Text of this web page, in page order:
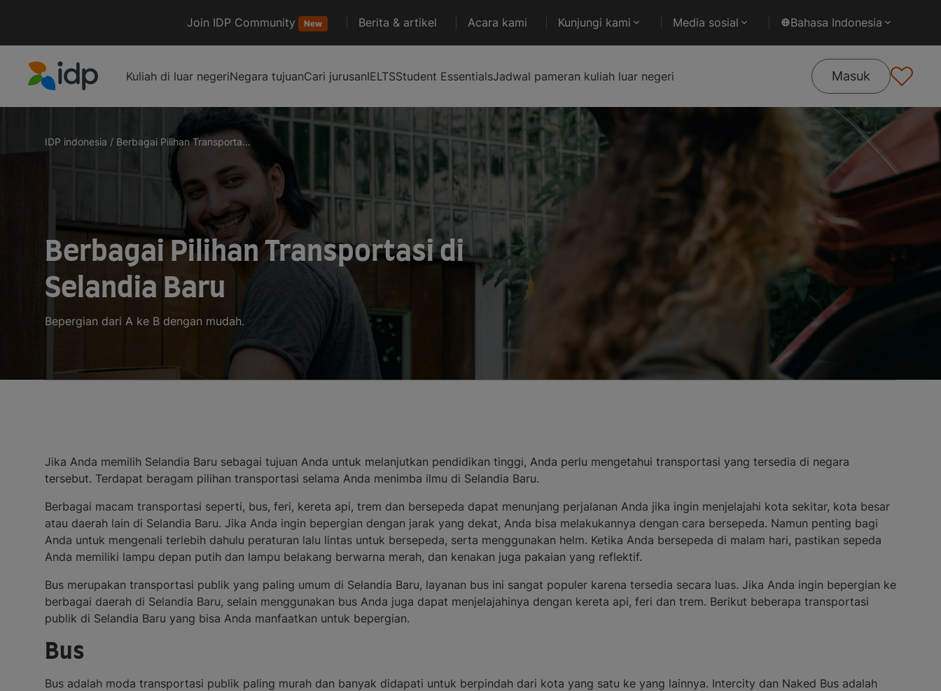
Join IDP Community New Berita & artikel Acara kami Kunjungi kami Media sosial Bahasa Indonesia
Kuliah di luar negeriNegara tujuanCari jurusanIELTSStudent EssentialsJadwal pameran kuliah luar negeri Masuk
IDP indonesia / Berbagai Pilihan Transporta...
Berbagai Pilihan Transportasi di
Selandia Baru
Bepergian dari A ke B dengan mudah.
Jika Anda memilih Selandia Baru sebagai tujuan Anda untuk melanjutkan pendidikan tinggi, Anda perlu mengetahui transportasi yang tersedia di negara
tersebut. Terdapat beragam pilihan transportasi selama Anda menimba ilmu di Selandia Baru.
Berbagai macam transportasi seperti, bus, feri, kereta api, trem dan bersepeda dapat menunjang perjalanan Anda jika ingin menjelajahi kota sekitar, kota besar
atau daerah lain di Selandia Baru. Jika Anda ingin bepergian dengan jarak yang dekat, Anda bisa melakukannya dengan cara bersepeda. Namun penting bagi
Anda untuk mengenali terlebih dahulu peraturan lalu lintas untuk bersepeda, serta menggunakan helm. Ketika Anda bersepeda di malam hari, pastikan sepeda
Anda memiliki lampu depan putih dan lampu belakang berwarna merah, dan kenakan juga pakaian yang reflektif.
Bus merupakan transportasi publik yang paling umum di Selandia Baru, layanan bus ini sangat populer karena tersedia secara luas. Jika Anda ingin bepergian ke
berbagai daerah di Selandia Baru, selain menggunakan bus Anda juga dapat menjelajahinya dengan kereta api, feri dan trem. Berikut beberapa transportasi
publik di Selandia Baru yang bisa Anda manfaatkan untuk bepergian.
Bus
Bus adalah moda transportasi publik paling murah dan banyak didapati untuk berpindah dari kota yang satu ke yang lainnya. Intercity dan Naked Bus adalah